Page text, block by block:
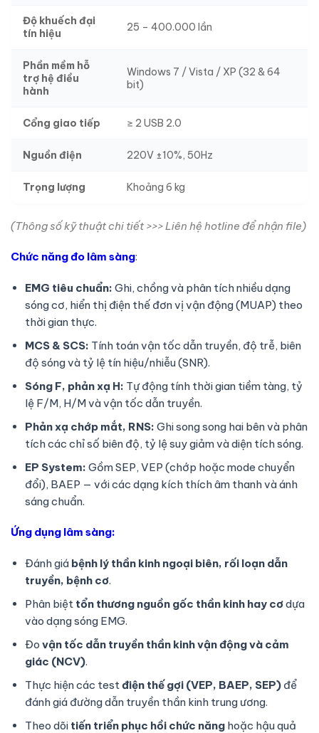
Độ khuếch đại
tín hiệu
25 – 400.000 lần
Phần mềm hỗ
trợ hệ điều
hành
Windows 7 / Vista / XP (32 & 64
bit)
Cổng giao tiếp ≥ 2 USB 2.0
Nguồn điện 220V ±10%, 50Hz
Trọng lượng Khoảng 6 kg
(Thông số kỹ thuật chi tiết >>> Liên hệ hotline để nhận file)
Chức năng đo lâm sàng:
EMG tiêu chuẩn: Ghi, chồng và phân tích nhiều dạng
sóng cơ, hiển thị điện thế đơn vị vận động (MUAP) theo
thời gian thực.
MCS & SCS: Tính toán vận tốc dẫn truyền, độ trễ, biên
độ sóng và tỷ lệ tín hiệu/nhiễu (SNR).
Sóng F, phản xạ H: Tự động tính thời gian tiềm tàng, tỷ
lệ F/M, H/M và vận tốc dẫn truyền.
Phản xạ chớp mắt, RNS: Ghi song song hai bên và phân
tích các chỉ số biên độ, tỷ lệ suy giảm và diện tích sóng.
EP System: Gồm SEP, VEP (chớp hoặc mode chuyển
đổi), BAEP — với các dạng kích thích âm thanh và ánh
sáng chuẩn.
Ứng dụng lâm sàng:
Đánh giá bệnh lý thần kinh ngoại biên, rối loạn dẫn
truyền, bệnh cơ.
Phân biệt tổn thương nguồn gốc thần kinh hay cơdựa
vào dạng sóng EMG.
Đo vận tốc dẫn truyền thần kinh vận động và cảm
giác (NCV).
Thực hiện các test điện thế gợi (VEP, BAEP, SEP)để
đánh giá đường dẫn truyền thần kinh trung ương.
Theo dõi tiến triển phục hồi chức nănghoặc hậu quả